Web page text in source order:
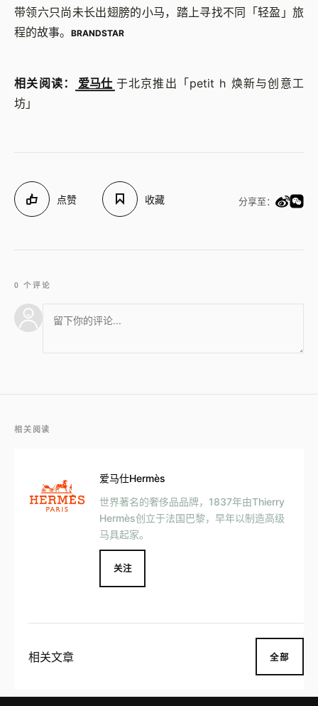
带领六只尚未长出翅膀的小马，踏上寻找不同「轻盈」旅
程的故事。
BRANDSTAR
相关阅读： 爱马仕 于北京推出「petit h 焕新与创意工
坊」
点赞 收藏 分享至：
0 个评论
相关阅读
爱马仕Hermès
世界著名的奢侈品品牌，1837年由Thierry
Hermès创立于法国巴黎，早年以制造高级
马具起家。
关注
相关文章 全部